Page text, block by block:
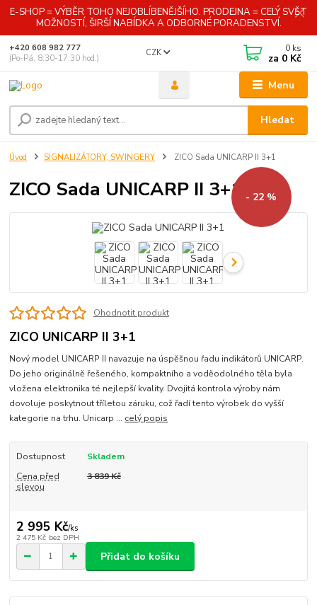
E-SHOP = VÝBĚR TOHO NEJOBLÍBENĚJŠÍHO. PRODEJNA = CELÝ SVĚT
MOŽNOSTÍ, ŠIRŠÍ NABÍDKA A ODBORNÉ PORADENSTVÍ.
Menu
CZK
Hledat
+420 608 982 777
(Po-Pá, 8:30-17:30 hod.)
0 ks
za 0 Kč
Úvod SIGNALIZÁTORY, SWINGERY ZICO Sada UNICARP II 3+1
ZICO Sada UNICARP II 3+1 - 22 %
Ohodnotit produkt
ZICO UNICARP II 3+1
Nový model UNICARP II navazuje na úspěšnou řadu indikátorů UNICARP.
Do jeho originálně řešeného, kompaktního a voděodolného těla byla
vložena elektronika té nejlepší kvality. Dvojitá kontrola výroby nám
dovoluje poskytnout tříletou záruku, což řadí tento výrobek do vyšší
kategorie na trhu. Unicarp ... celý popis
Dostupnost
Skladem
Cena před
slevou
3 839 Kč
2 995 Kč/ks
2 475 Kč bez DPH
Přidat do košíku